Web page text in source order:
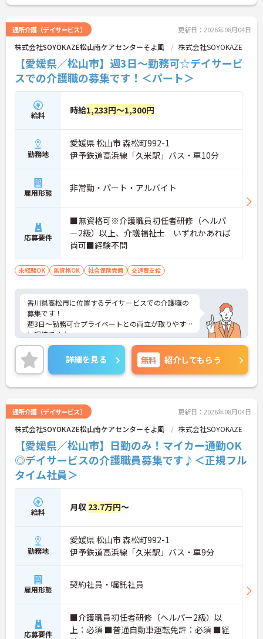
通所介護（デイサービス） 更新日：2026年08月04日
株式会社SOYOKAZE松山南ケアセンターそよ風 株式会社SOYOKAZE
【愛媛県／松山市】週3日～勤務可☆デイサービ
スでの介護職の募集です！＜パート＞
給料 時給1,233円～1,300円
勤務地
愛媛県 松山市 森松町992-1
伊予鉄道高浜線「久米駅」バス・車10分
雇用形態 非常勤・パート・アルバイト
応募要件
■無資格可※介護職員初任者研修（ヘルパ
ー2級）以上、介護福祉士 いずれかあれば
尚可■経験不問
未経験OK 無資格OK 社会保険完備 交通費支給
香川県高松市に位置するデイサービスでの介護職の
募集です！
週3日～勤務可☆プライベートとの両立が取りやす
い環境です♪
ご興味ある方には、面接対策ポイントなど、さらに
詳細をお話しいたしますのでお気軽にご相談くださ
い。
詳細を見る 無料 紹介してもらう
通所介護（デイサービス） 更新日：2026年08月04日
株式会社SOYOKAZE松山南ケアセンターそよ風 株式会社SOYOKAZE
【愛媛県／松山市】日勤のみ！マイカー通勤OK
◎デイサービスの介護職員募集です♪＜正規フル
タイム社員＞
給料 月収 23.7万円～
勤務地
愛媛県 松山市 森松町992-1
伊予鉄道高浜線「久米駅」バス・車9分
雇用形態 契約社員・嘱託社員
応募要件
■介護職員初任者研修（ヘルパー2級）以
上：必須 ■普通自動車運転免許：必須 ■経